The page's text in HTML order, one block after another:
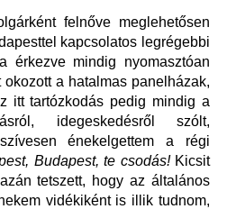
felnőve meglehetősen
kapcsolatos legrégebbi
érkezve mindig nyomasztóan
okozott a hatalmas panelházak,
itt tartózkodás pedig mindig a
idegeskedésről szólt,
énekelgettem a régi
Budapest, te csodás! Kicsit
tetszett, hogy az általános
vidékiként is illik tudnom,